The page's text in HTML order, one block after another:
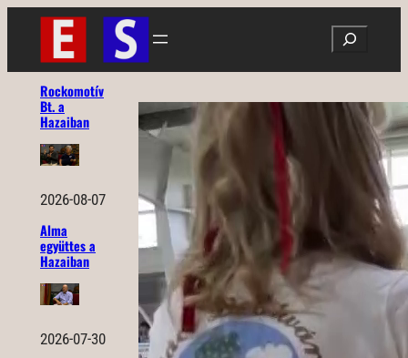
Ugrás
tartalomhoz
Search
Rockomotív
Bt. a
Hazaiban
2026-08-07
Alma
együttes a
Hazaiban
2026-07-30